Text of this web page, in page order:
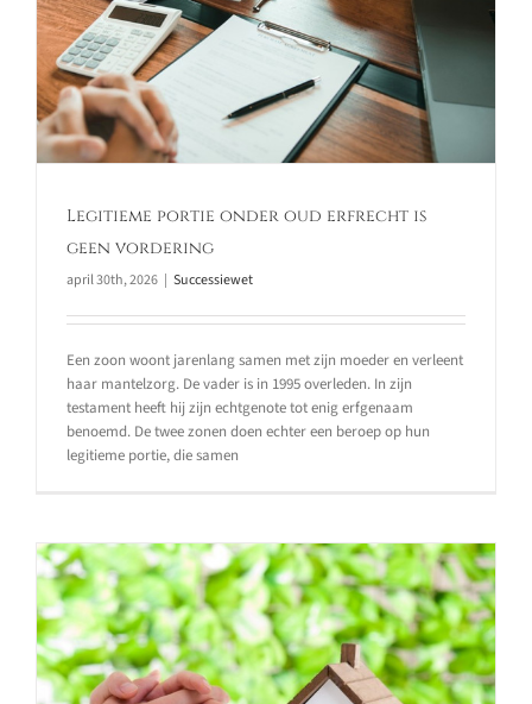
Legitieme portie onder oud erfrecht is
geen vordering
april 30th, 2026 | Successiewet
Een zoon woont jarenlang samen met zijn moeder en verleent
haar mantelzorg. De vader is in 1995 overleden. In zijn
testament heeft hij zijn echtgenote tot enig erfgenaam
benoemd. De twee zonen doen echter een beroep op hun
legitieme portie, die samen